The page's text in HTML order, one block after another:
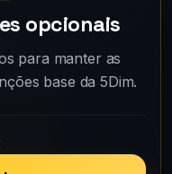
and
universe.
opcionais
para manter as
base da 5Dim.